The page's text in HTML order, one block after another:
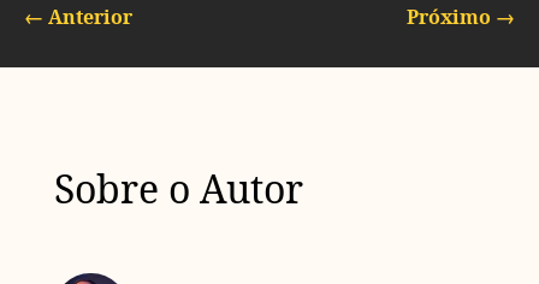
← Anterior Próximo →
Sobre o Autor